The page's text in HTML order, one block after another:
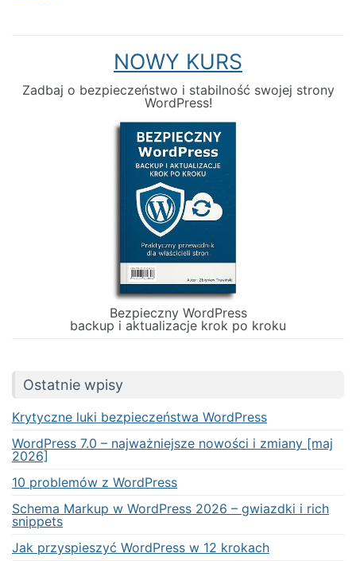
NOWY KURS
Zadbaj o bezpieczeństwo i stabilność swojej strony
WordPress!
Bezpieczny WordPress
backup i aktualizacje krok po kroku
Ostatnie wpisy
Krytyczne luki bezpieczeństwa WordPress
WordPress 7.0 – najważniejsze nowości i zmiany [maj
2026]
10 problemów z WordPress
Schema Markup w WordPress 2026 – gwiazdki i rich
snippets
Jak przyspieszyć WordPress w 12 krokach